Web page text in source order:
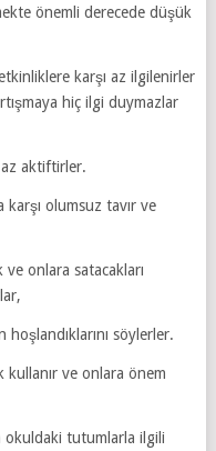
önemli derecede düşük
karşı az ilgilenirler
hiç ilgi duymazlar
az aktiftirler.
karşı olumsuz tavır ve
onlara satacakları
söylerler.
kullanır ve onlara önem
okuldaki tutumlarla ilgili